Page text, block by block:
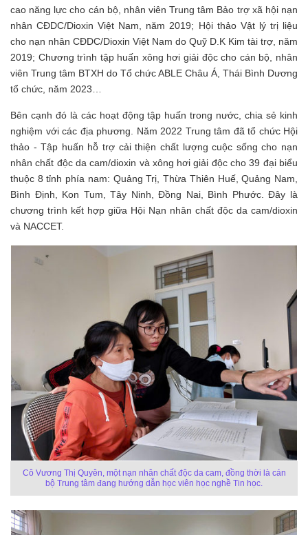
cao năng lực cho cán bộ, nhân viên Trung tâm Bảo trợ xã hội nạn
nhân CĐDC/Dioxin Việt Nam, năm 2019; Hội thảo Vật lý trị liệu
cho nạn nhân CĐDC/Dioxin Việt Nam do Quỹ D.K Kim tài trợ, năm
2019; Chương trình tập huấn xông hơi giải độc cho cán bộ, nhân
viên Trung tâm BTXH do Tổ chức ABLE Châu Á, Thái Bình Dương
tổ chức, năm 2023…
Bên cạnh đó là các hoạt động tập huấn trong nước, chia sẻ kinh
nghiệm với các địa phương. Năm 2022 Trung tâm đã tổ chức Hội
thảo - Tập huấn hỗ trợ cải thiện chất lượng cuộc sống cho nạn
nhân chất độc da cam/dioxin và xông hơi giải độc cho 39 đại biểu
thuộc 8 tỉnh phía nam: Quảng Trị, Thừa Thiên Huế, Quảng Nam,
Bình Định, Kon Tum, Tây Ninh, Đồng Nai, Bình Phước. Đây là
chương trình kết hợp giữa Hội Nạn nhân chất độc da cam/dioxin
và NACCET.
Cô Vương Thị Quyên, một nạn nhân chất độc da cam, đồng thời là cán
bộ Trung tâm đang hướng dẫn học viên học nghề Tin học.